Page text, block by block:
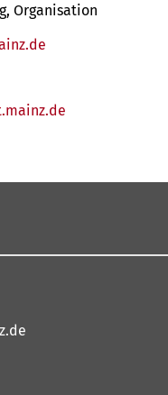
Organisation
de
de
de